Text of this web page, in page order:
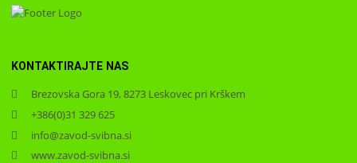
KONTAKTIRAJTE NAS
Brezovska Gora 19, 8273 Leskovec pri Krškem
+386(0)31 329 625
info@zavod-svibna.si
www.zavod-svibna.si